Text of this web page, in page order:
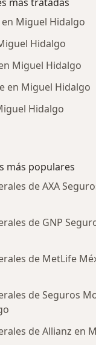
Miguel Hidalgo
Hidalgo
Miguel Hidalgo
en Miguel Hidalgo
Hidalgo
más populares
de AXA
de GNP
de MetLife
de Seguros
de Allianz en